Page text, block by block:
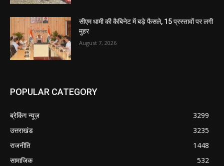
सीएम धामी की कैबिनेट में बड़े फैसले, 15 प्रस्तावों पर लगी
मुहर
August 7, 2026
POPULAR CATEGORY
ब्रेकिंग न्यूज़
3299
उत्तराखंड
3235
राजनीति
1448
सामाजिक
532